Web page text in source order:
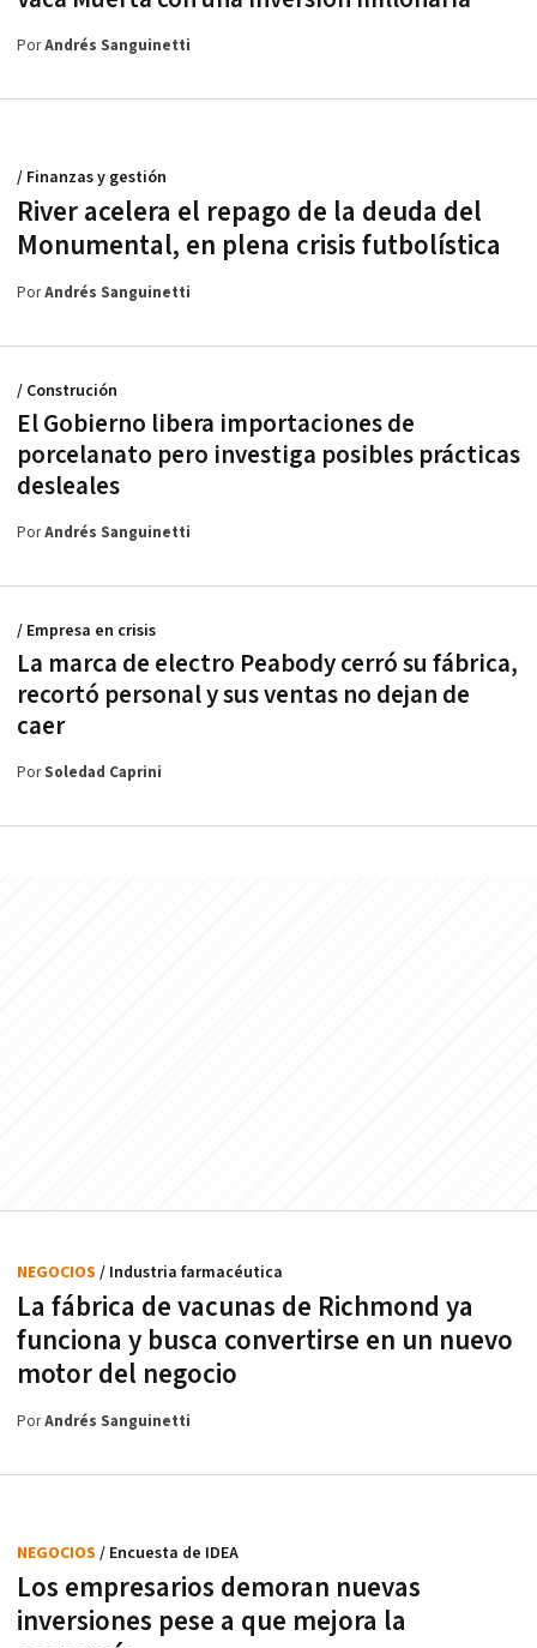
PorAndrés Sanguinetti
River acelera el repago de la deuda del
Monumental, en plena crisis futbolística
/ Finanzas y gestión
PorAndrés Sanguinetti
El Gobierno libera importaciones de
porcelanato pero investiga posibles prácticas
desleales
/ Construción
PorAndrés Sanguinetti
La marca de electro Peabody cerró su fábrica,
recortó personal y sus ventas no dejan de
caer
/ Empresa en crisis
PorSoledad Caprini
La fábrica de vacunas de Richmond ya
funciona y busca convertirse en un nuevo
motor del negocio
NEGOCIOS / Industria farmacéutica
PorAndrés Sanguinetti
Los empresarios demoran nuevas
inversiones pese a que mejora la
NEGOCIOS / Encuesta de IDEA